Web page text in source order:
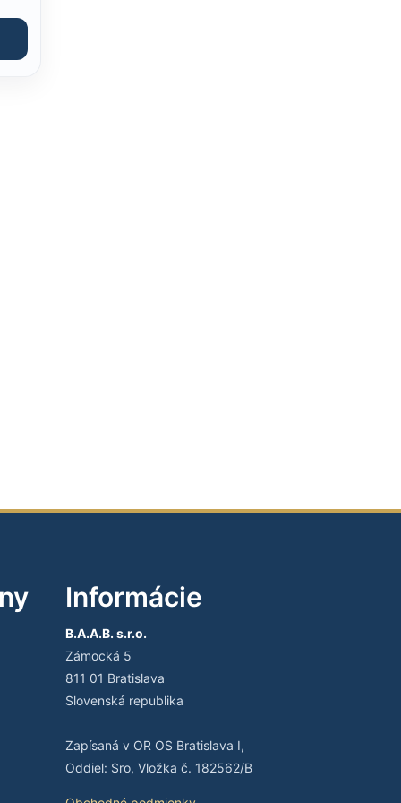
Informácie
B.A.A.B. s.r.o.
Zámocká 5
811 01 Bratislava
Slovenská republika
Zapísaná v OR OS Bratislava I,
Oddiel: Sro, Vložka č. 182562/B